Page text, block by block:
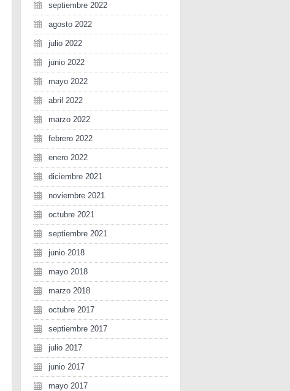
septiembre 2022
agosto 2022
julio 2022
junio 2022
mayo 2022
abril 2022
marzo 2022
febrero 2022
enero 2022
diciembre 2021
noviembre 2021
octubre 2021
septiembre 2021
junio 2018
mayo 2018
marzo 2018
octubre 2017
septiembre 2017
julio 2017
junio 2017
mayo 2017